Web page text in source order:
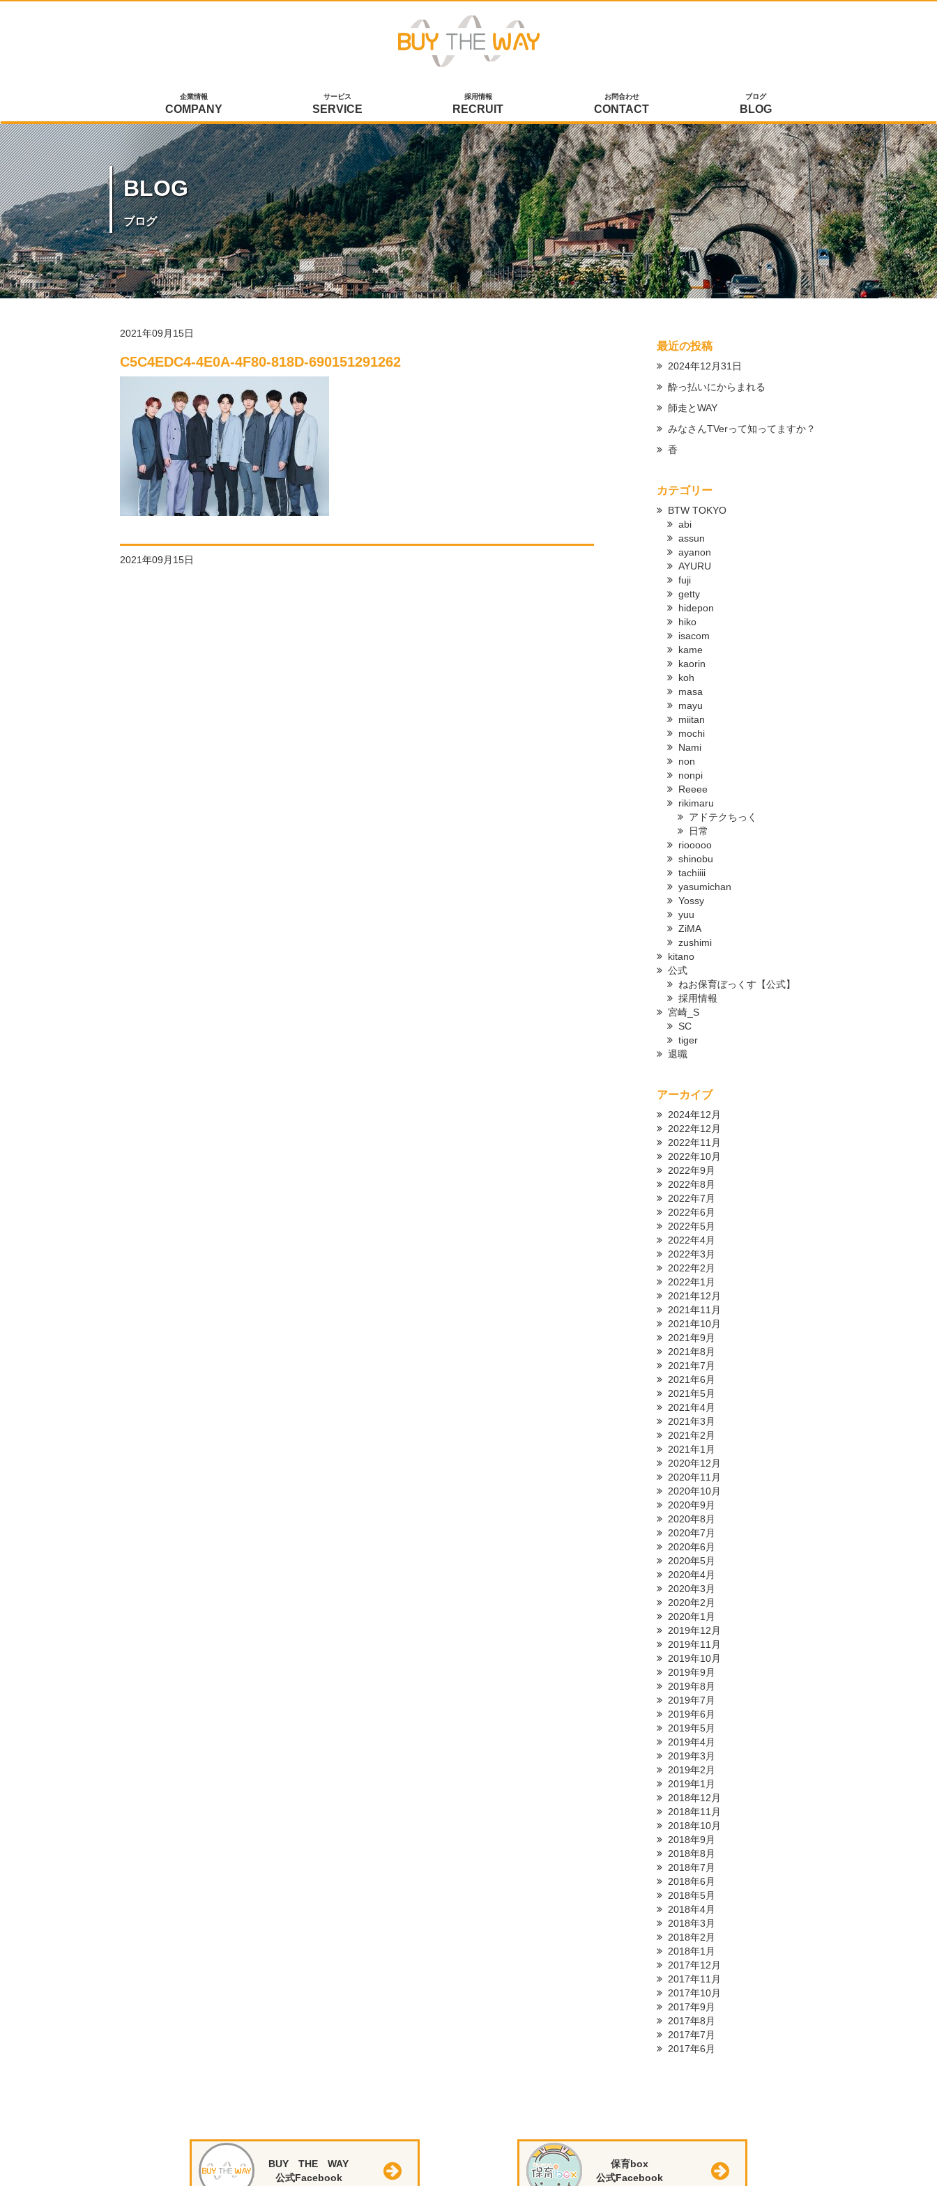
企業情報
COMPANY
サービス
SERVICE
採用情報
RECRUIT
お問合わせ
CONTACT
ブログ
BLOG
BLOG
ブログ
2021年09月15日
C5C4EDC4-4E0A-4F80-818D-690151291262
2021年09月15日
最近の投稿
2024年12月31日
酔っ払いにからまれる
師走とWAY
みなさんTVerって知ってますか？
香
カテゴリー
BTW TOKYO
abi
assun
ayanon
AYURU
fuji
getty
hidepon
hiko
isacom
kame
kaorin
koh
masa
mayu
miitan
mochi
Nami
non
nonpi
Reeee
rikimaru
アドテクちっく
日常
riooooo
shinobu
tachiiii
yasumichan
Yossy
yuu
ZiMA
zushimi
kitano
公式
ねお保育ぼっくす【公式】
採用情報
宮崎_S
SC
tiger
退職
アーカイブ
2024年12月
2022年12月
2022年11月
2022年10月
2022年9月
2022年8月
2022年7月
2022年6月
2022年5月
2022年4月
2022年3月
2022年2月
2022年1月
2021年12月
2021年11月
2021年10月
2021年9月
2021年8月
2021年7月
2021年6月
2021年5月
2021年4月
2021年3月
2021年2月
2021年1月
2020年12月
2020年11月
2020年10月
2020年9月
2020年8月
2020年7月
2020年6月
2020年5月
2020年4月
2020年3月
2020年2月
2020年1月
2019年12月
2019年11月
2019年10月
2019年9月
2019年8月
2019年7月
2019年6月
2019年5月
2019年4月
2019年3月
2019年2月
2019年1月
2018年12月
2018年11月
2018年10月
2018年9月
2018年8月
2018年7月
2018年6月
2018年5月
2018年4月
2018年3月
2018年2月
2018年1月
2017年12月
2017年11月
2017年10月
2017年9月
2017年8月
2017年7月
2017年6月
BUY THE WAY
公式Facebook
保育box
公式Facebook